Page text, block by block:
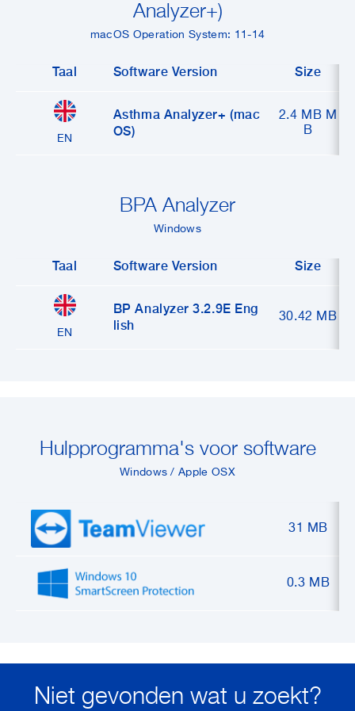
Analyzer+)
macOS Operation System: 11-14
Taal Software Version Size
EN
Asthma Analyzer+ (mac
OS)
2.4 MB M
B
BPA Analyzer
Windows
Taal Software Version Size
EN
BP Analyzer 3.2.9E Eng
lish
30.42 MB
Hulpprogramma's voor software
Windows / Apple OSX
31 MB
0.3 MB
Niet gevonden wat u zoekt?